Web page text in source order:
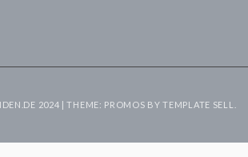
2024 | THEME: PROMOS BYTEMPLATE SELL